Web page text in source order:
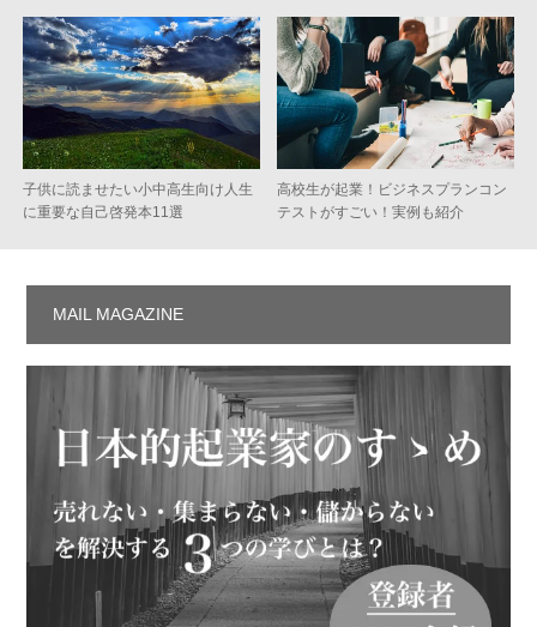
子供に読ませたい小中高生向け人生
に重要な自己啓発本11選
高校生が起業！ビジネスプランコン
テストがすごい！実例も紹介
MAIL MAGAZINE